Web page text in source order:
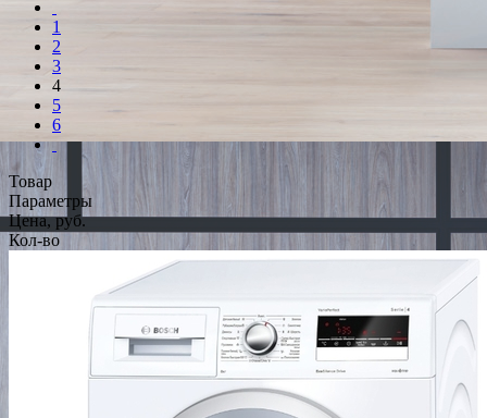
1
2
3
4
5
6
Товар
Параметры
Цена, руб.
Кол-во